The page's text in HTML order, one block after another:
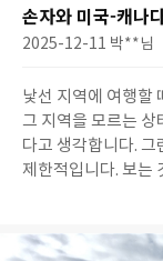
손자와 미국-캐나
2025-12-11 박**님
낯선 지역에 여행할
그 지역을 모르는 상
다고 생각합니다. 그런데, 외국 패키지여행은 보고 듣는 것이 매우
제한적입니다. 보는 것은 여행 상품의 범위에서만 가능하고, 듣는
가이드는 선택사항